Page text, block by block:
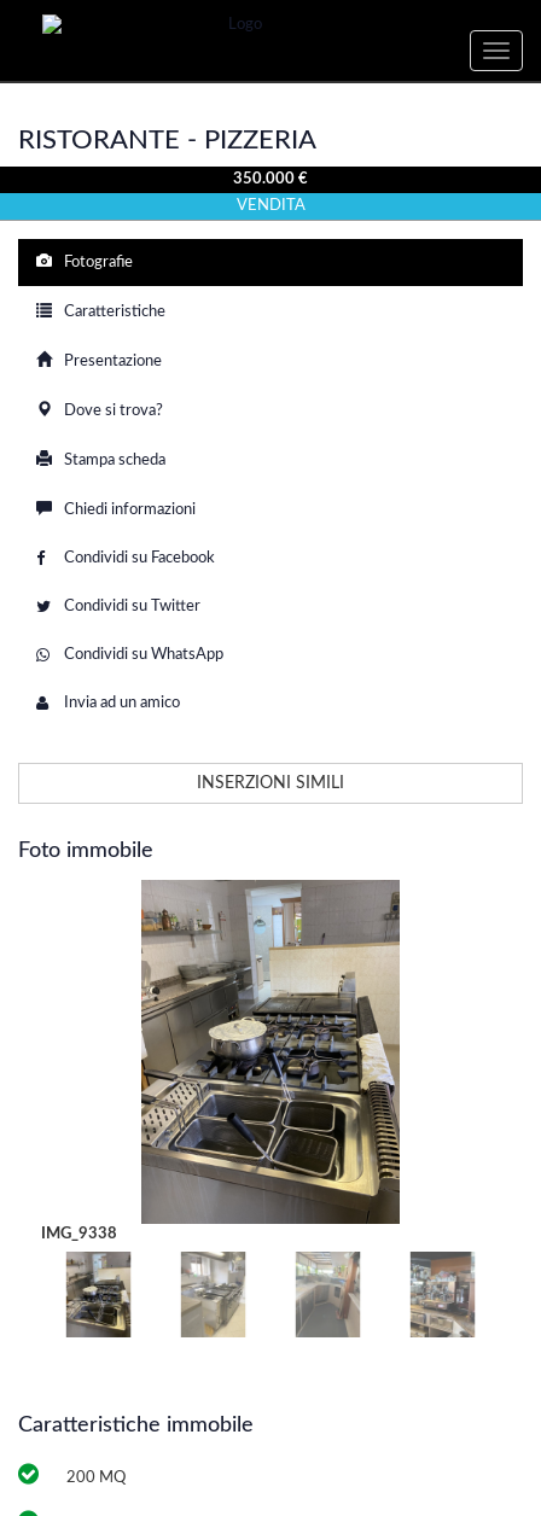
Toggle
RISTORANTE - PIZZERIA
350.000 €
VENDITA
Fotografie
Caratteristiche
Presentazione
Dove si trova?
Stampa scheda
Chiedi informazioni
Condividi su Facebook
Condividi su Twitter
Condividi su WhatsApp
Invia ad un amico
INSERZIONI SIMILI
Foto immobile
IMG_9338
Caratteristiche immobile
200 MQ